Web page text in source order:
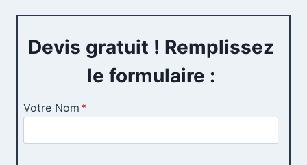
Devis gratuit ! Remplissez
le formulaire :
Votre Nom *